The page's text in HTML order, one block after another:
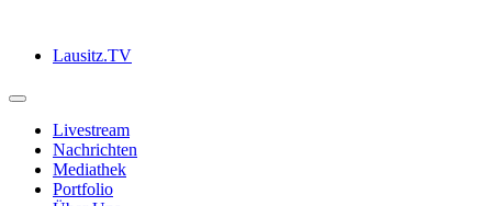
springenLausitz.TV
Toggle
NavigationLivestream
Nachrichten
Mediathek
Portfolio